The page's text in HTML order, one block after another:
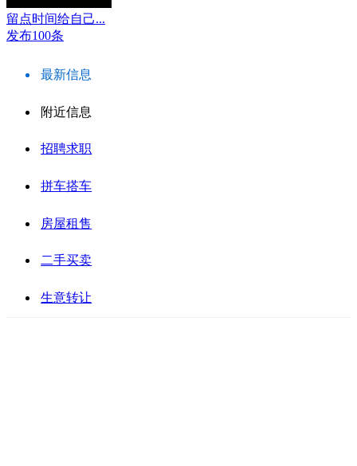
留点时间给自己...
发布100条
最新信息
附近信息
招聘求职
拼车搭车
房屋租售
二手买卖
生意转让